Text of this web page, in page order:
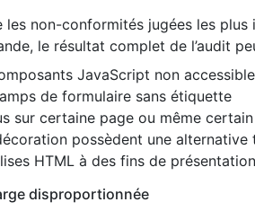
les non-conformités jugées les
le résultat complet de l’audit
JavaScript non
de formulaire sans étiquette
sur certaine page ou même
possèdent une alternative
HTML à des fins de
disproportionnée